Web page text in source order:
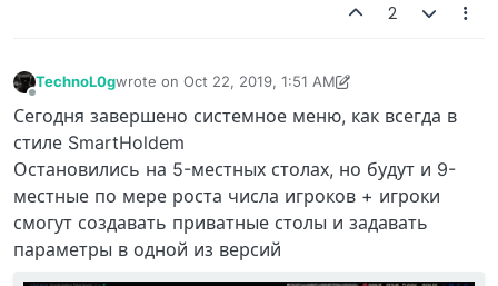
2
TechnoL0gwrote on Oct 22, 2019, 1:51 AM
last edited by TechnoL0gOct 22, 2019, 2:06 AM
Сегодня завершено системное меню, как всегда в
стиле SmartHoldem
Остановились на 5-местных столах, но будут и 9-
местные по мере роста числа игроков + игроки
смогут создавать приватные столы и задавать
параметры в одной из версий